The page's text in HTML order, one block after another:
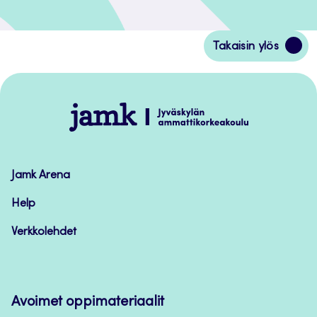
Takaisin ylös
Siirry
takaisin
Jamk
–
Jamk Arena
Help
Verkkolehdet
Avoimet oppimateriaalit